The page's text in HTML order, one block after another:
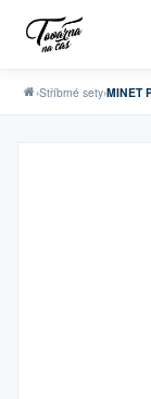
›Stříbrné sety›MINET